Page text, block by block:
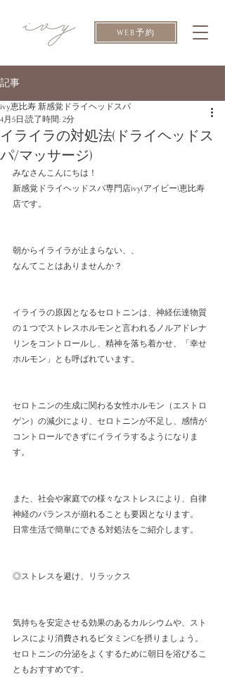
WEB予約
記事
イライラの対処法(ドライヘッドス
パ/マッサージ)
ivy恵比寿 新感覚ドライヘッドスパ
4月5日 読了時間: 2分
みなさんこんにちは！
新感覚ドライヘッドスパ専門店ivy(アイビー)恵比寿
店です。
朝からイライラが止まらない、、
なんてことはありませんか？
イライラの原因となるセロトニンは、神経伝達物質
の１つでストレスホルモンと言われるノルアドレナ
リンをコントロールし、精神を落ち着かせ、「幸せ
ホルモン」とも呼ばれています。
セロトニンの生成に関わる女性ホルモン（エストロ
ゲン）の減少により、セロトニンが不足し、感情が
コントロールできずにイライラするようになりま
す。
また、社会や家庭での様々なストレスにより、自律
神経のバランスが崩れることも要因となります。
日常生活で簡単にできる対処法をご紹介します。
◎ストレスを避け、リラックス
気持ちを安定させる効果のあるカルシウムや、スト
レスにより消費されるビタミンCを摂りましょう。
セロトニンの分泌をよくするために朝日を浴びるこ
ともおすすめです。